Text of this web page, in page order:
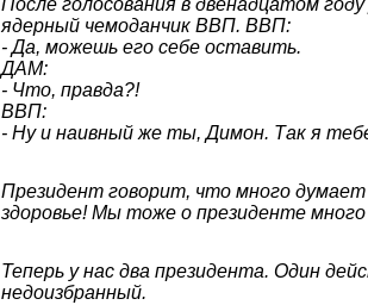
ядерный чемоданчик ВВП. ВВП:
- Да, можешь его себе оставить.
ДАМ:
- Что, правда?!
ВВП:
- Ну и наивный же ты, Димон. Так я
Президент говорит, что много
здоровье! Мы тоже о президенте много
Теперь у нас два президента. Один
недоизбранный.